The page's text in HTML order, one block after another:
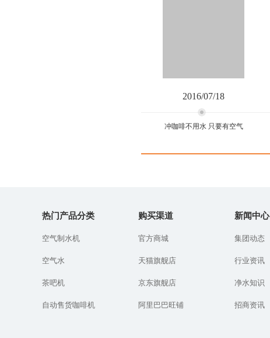
2016/07/18
冲咖啡不用水 只要有空气
上，而是在心里，这一次
机精彩亮相第四届深圳国
只是这一杯咖...
热门产品分类
空气制水机
空气水
茶吧机
自动售货咖啡机
购买渠道
官方商城
天猫旗舰店
京东旗舰店
阿里巴巴旺铺
新闻中心
集团动态
行业资讯
净水知识
招商资讯